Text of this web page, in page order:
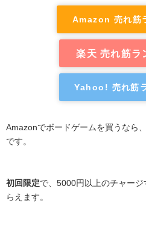
Amazon 売れ筋
楽天 売れ筋ラ
Yahoo! 売れ筋
Amazonでボードゲームを買うなら、
です。
初回限定で、5000円以上のチャージ
らえます。